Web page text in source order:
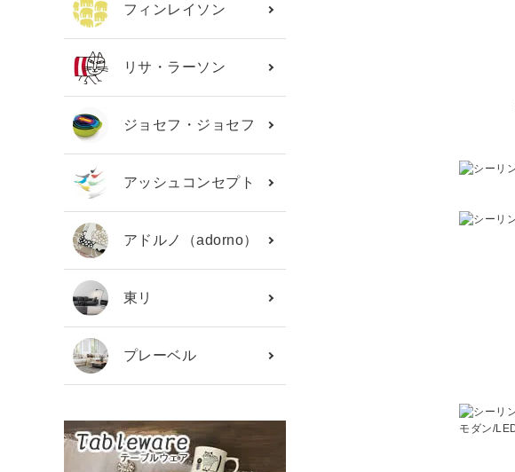
フィンレイソン
リサ・ラーソン
ジョセフ・ジョセフ
アッシュコンセプト
アドルノ（adorno）
東リ
プレーベル